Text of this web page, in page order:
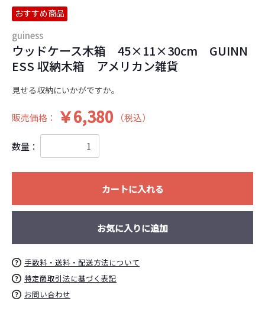
おすすめ商品
guiness
ウッドケース木箱 45×11×30cm GUINN
ESS 収納木箱 アメリカン雑貨
見せる収納にいかがですか。
販売価格： ￥6,380 （税込）
数量：
カートに入れる
お買い物を続ける カートへ進む
お気に入りに追加
手数料・送料・配送方法について
特定商取引法に基づく表記
お問い合わせ